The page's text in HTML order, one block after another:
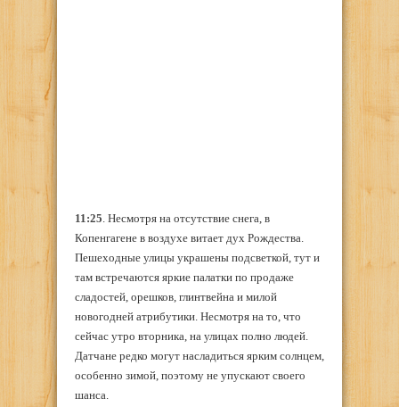
11:25 . Несмотря на отсутствие снега, в
Копенгагене в воздухе витает дух Рождества.
Пешеходные улицы украшены подсветкой, тут и
там встречаются яркие палатки по продаже
сладостей, орешков, глинтвейна и милой
новогодней атрибутики. Несмотря на то, что
сейчас утро вторника, на улицах полно людей.
Датчане редко могут насладиться ярким солнцем,
особенно зимой, поэтому не упускают своего
шанса.